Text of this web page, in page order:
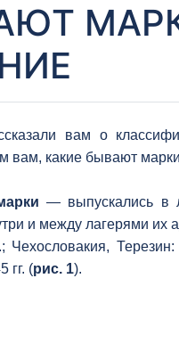
вам о
вам, какие бывают
— выпускались в
и между лагерями
гг. (рис. 1).